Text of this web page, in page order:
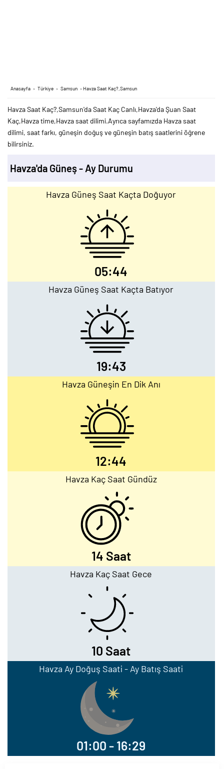
Anasayfa › Türkiye › Samsun › Havza Saat Kaç?,Samsun
Havza Saat Kaç?,Samsun'da Saat Kaç Canlı,Havza'da Şuan Saat
Kaç,Havza time,Havza saat dilimi.Ayrıca sayfamızda Havza saat
dilimi, saat farkı, güneşin doğuş ve güneşin batış saatlerini öğrene
bilirsiniz.
Havza'da Güneş - Ay Durumu
Havza Güneş Saat Kaçta Doğuyor
05:44
Havza Güneş Saat Kaçta Batıyor
19:43
Havza Güneşin En Dik Anı
12:44
Havza Kaç Saat Gündüz
14 Saat
Havza Kaç Saat Gece
10 Saat
Havza Ay Doğuş Saati - Ay Batış Saati
01:00 - 16:29